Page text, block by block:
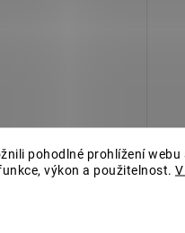
pohodlné prohlížení webu
výkon a použitelnost.